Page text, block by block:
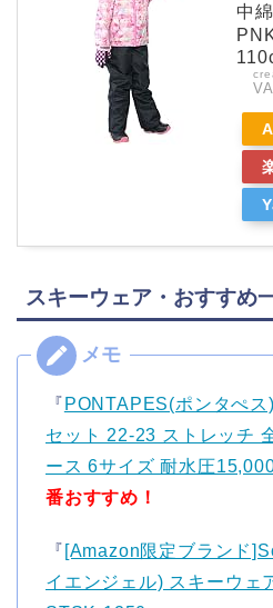
中
スキーウェア・おすすめ
『 PONTAPES(ポンタぺ
セット 22-23 ストレッチ
ース 6サイズ 耐水圧
番おすすめ！
『 [Amazon限定ブランド
イエンジェル) スキーウェ